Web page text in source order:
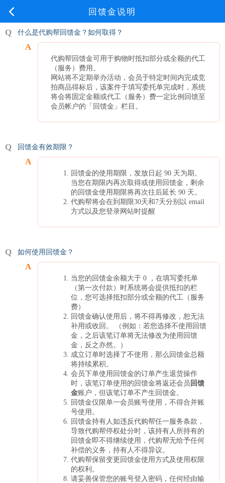
回馈金说明
什么是代购帮回馈金？如何取得？
代购帮回馈金可用于购物时抵扣部分或全额的代工
（服务）费用。
网站将不定期举办活动，会员于特定时间内完成竞
拍商品得标后，该案件于填写委托单完成时，系统
将会将固定金额或代工（服务）费一定比例回馈至
会员帐户的「回馈金」栏目。
回馈金有效期限？
回馈金的使用期限，发放日起 90 天为期。
当您在期限内再次取得或使用回馈金，剩余
的回馈金使用期限将再次往后延长 90 天。
代购帮将会在到期限30天和7天分别以 email
方式以及您登录网站时提醒
如何使用回馈金？
当您的回馈金余额大于 0 ，在填写委托单
（第一次付款）时系统将会提供抵扣的栏
位，您可选择抵扣部分或全额的代工（服务
费）
回馈金确认使用后，将不得再修改，恕无法
补用或收回。 （例如：若您选择不使用回馈
金，之后该笔订单将无法修改为使用回馈
金，反之亦然。）
成立订单时选择了不使用，那么回馈金总额
将持续累积。
会员下单使用回馈金的订单产生退货操作
时，该笔订单使用的回馈金将返还会员 回馈
金账户，但该笔订单不产生回馈金。
回馈金仅限单一会员账号使用，不得合并账
号使用。
回馈金持有人如违反代购帮任一服务条款，
导致代购帮停权处分时，该持有人所持有的
回馈金即不得继续使用，代购帮无给予任何
补偿的义务，持有人不得异议。
代购帮保留变更回馈金使用方式及使用权限
的权利。
请妥善保管您的账号登入密码，任何经由输